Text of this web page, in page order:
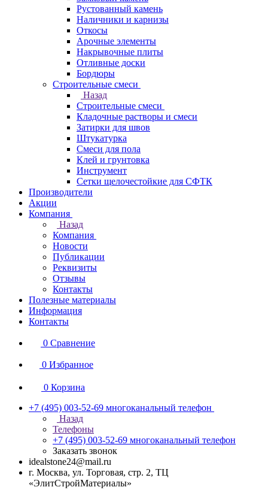
Рустованный камень
Наличники и карнизы
Откосы
Арочные элементы
Накрывочные плиты
Отливные доски
Бордюры
Строительные смеси
Назад
Строительные смеси
Кладочные растворы и смеси
Затирки для швов
Штукатурка
Смеси для пола
Клей и грунтовка
Инструмент
Сетки щелочестойкие для СФТК
Производители
Акции
Компания
Назад
Компания
Новости
Публикации
Реквизиты
Отзывы
Контакты
Полезные материалы
Информация
Контакты
0 Сравнение
0 Избранное
0 Корзина
+7 (495) 003-52-69 многоканальный телефон
Назад
Телефоны
+7 (495) 003-52-69 многоканальный телефон
Заказать звонок
idealstone24@mail.ru
г. Москва, ул. Торговая, стр. 2, ТЦ
«ЭлитСтройМатериалы»